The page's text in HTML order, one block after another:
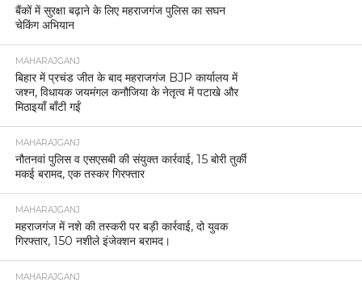
बैंकों में सुरक्षा बढ़ाने के लिए महराजगंज पुलिस का सघन
चेकिंग अभियान
MAHARAJGANJ
बिहार में प्रचंड जीत के बाद महराजगंज BJP कार्यालय में
जश्न, विधायक जयमंगल कनौजिया के नेतृत्व में पटाखे और
मिठाइयाँ बाँटी गईं
MAHARAJGANJ
नौतनवां पुलिस व एसएसबी की संयुक्त कार्रवाई, 15 बोरी तुर्की
मकई बरामद, एक तस्कर गिरफ्तार
MAHARAJGANJ
महराजगंज में नशे की तस्करी पर बड़ी कार्रवाई, दो युवक
गिरफ्तार, 150 नशीले इंजेक्शन बरामद।
MAHARAJGANJ